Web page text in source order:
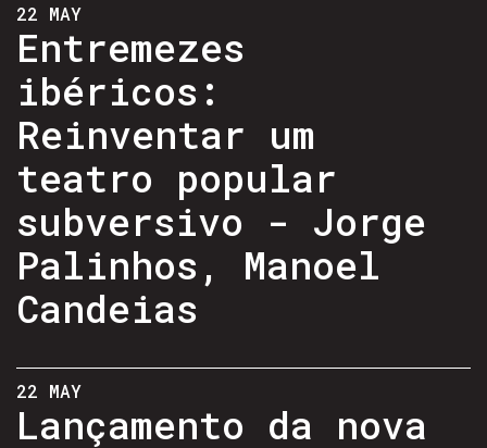
22 MAY
Entremezes
ibéricos:
Reinventar um
teatro popular
subversivo - Jorge
Palinhos, Manoel
Candeias
22 MAY
Lançamento da nova